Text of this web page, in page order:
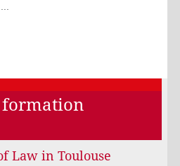
formation
Law in Toulouse